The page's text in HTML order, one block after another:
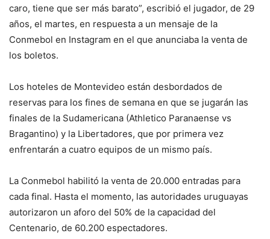
caro, tiene que ser más barato”, escribió el jugador, de 29
años, el martes, en respuesta a un mensaje de la
Conmebol en Instagram en el que anunciaba la venta de
los boletos.
Los hoteles de Montevideo están desbordados de
reservas para los fines de semana en que se jugarán las
finales de la Sudamericana (Athletico Paranaense vs
Bragantino) y la Libertadores, que por primera vez
enfrentarán a cuatro equipos de un mismo país.
La Conmebol habilitó la venta de 20.000 entradas para
cada final. Hasta el momento, las autoridades uruguayas
autorizaron un aforo del 50% de la capacidad del
Centenario, de 60.200 espectadores.